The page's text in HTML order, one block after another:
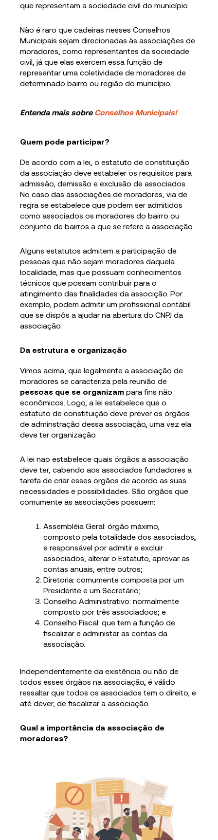
que representam a sociedade civil do município.
Não é raro que cadeiras nesses Conselhos
Municipais sejam direcionadas às associações de
moradores, como representantes da sociedade
civil, já que elas exercem essa função de
representar uma coletividade de moradores de
determinado bairro ou região do município.
Entenda mais sobre Conselhos Municipais!
Quem pode participar?
De acordo com a lei, o estatuto de constituição
da associação deve estabeler os requisitos para
admissão, demissão e exclusão de associados.
No caso das associações de moradores, via de
regra se estabelece que podem ser admitidos
como associados os moradores do bairro ou
conjunto de bairros a que se refere a associação.
Alguns estatutos admitem a participação de
pessoas que não sejam moradores daquela
localidade, mas que possuam conhecimentos
técnicos que possam contribuir para o
atingimento das finalidades da associção. Por
exemplo, podem admitir um profissional contábil
que se dispôs a ajudar na abertura do CNPJ da
associação.
Da estrutura e organização
Vimos acima, que legalmente a associação de
moradores se caracteriza pela reunião de
pessoas que se organizam para fins não
econômicos. Logo, a lei estabelece que o
estatuto de constituição deve prever os órgãos
de adminstração dessa associação, uma vez ela
deve ter organização.
A lei nao estabelece quais órgãos a associação
deve ter, cabendo aos associados fundadores a
tarefa de criar esses orgãos de acordo as suas
necessidades e possibilidades. São orgãos que
comumente as associações possuem:
Assembléia Geral: órgão máximo,
composto pela totalidade dos associados,
e responsável por admitir e excluir
associados, alterar o Estatuto, aprovar as
contas anuais, entre outros;
Diretoria: comumente composta por um
Presidente e um Secretário;
Conselho Administrativo: normalmente
composto por três associadoos; e
Conselho Fiscal: que tem a função de
fiscalizar e administar as contas da
associação.
Independentemente da existência ou não de
todos esses órgãos na associação, é válido
ressaltar que todos os associados tem o direito, e
até dever, de fiscalizar a associação.
Qual a importância da associação de
moradores?